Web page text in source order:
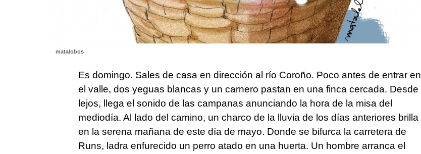
matalobos
Es domingo. Sales de casa en dirección al río Coroño. Poco antes de entrar en
el valle, dos yeguas blancas y un carnero pastan en una finca cercada. Desde
lejos, llega el sonido de las campanas anunciando la hora de la misa del
mediodía. Al lado del camino, un charco de la lluvia de los días anteriores brilla
en la serena mañana de este día de mayo. Donde se bifurca la carretera de
Runs, ladra enfurecido un perro atado en una huerta. Un hombre arranca el